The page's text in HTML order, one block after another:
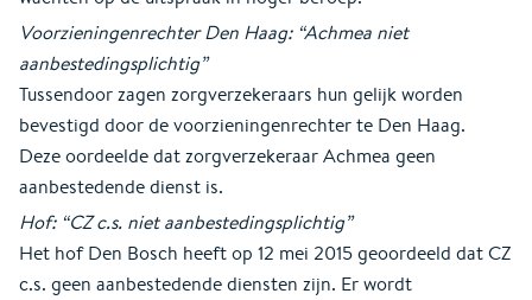
Voorzieningenrechter Den Haag: “Achmea niet
aanbestedingsplichtig”
Tussendoor zagen zorgverzekeraars hun gelijk worden
bevestigd door de voorzieningenrechter te Den Haag.
Deze oordeelde dat zorgverzekeraar Achmea geen
aanbestedende dienst is.
Hof: “CZ c.s. niet aanbestedingsplichtig”
Het hof Den Bosch heeft op 12 mei 2015 geoordeeld dat CZ
c.s. geen aanbestedende diensten zijn. Er wordt